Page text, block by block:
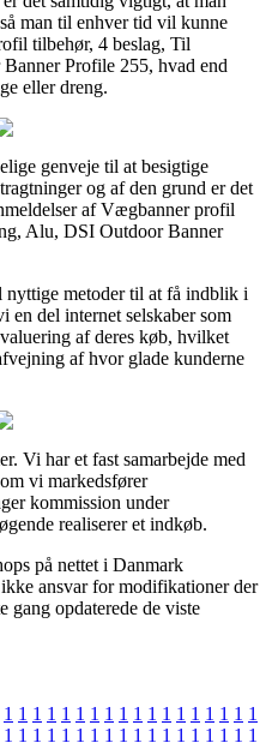
man til enhver tid vil kunne
tilbehør, 4 beslag, Til
Profile 255, hvad end
eller dreng.
genveje til at besigtige
og af den grund er det
af Vægbanner profil
Alu, DSI Outdoor Banner
nyttige metoder til at få indblik i
en del internet selskaber som
af deres køb, hvilket
af hvor glade kunderne
Vi har et fast samarbejde med
vi markedsfører
kommission under
realiserer et indkøb.
på nettet i Danmark
ansvar for modifikationer der
gang opdaterede de viste
1 1 1 1 1 1 1 1 1 1 1 1 1 1 1 1 1 1
1 1 1 1 1 1 1 1 1 1 1 1 1 1 1 1 1 1